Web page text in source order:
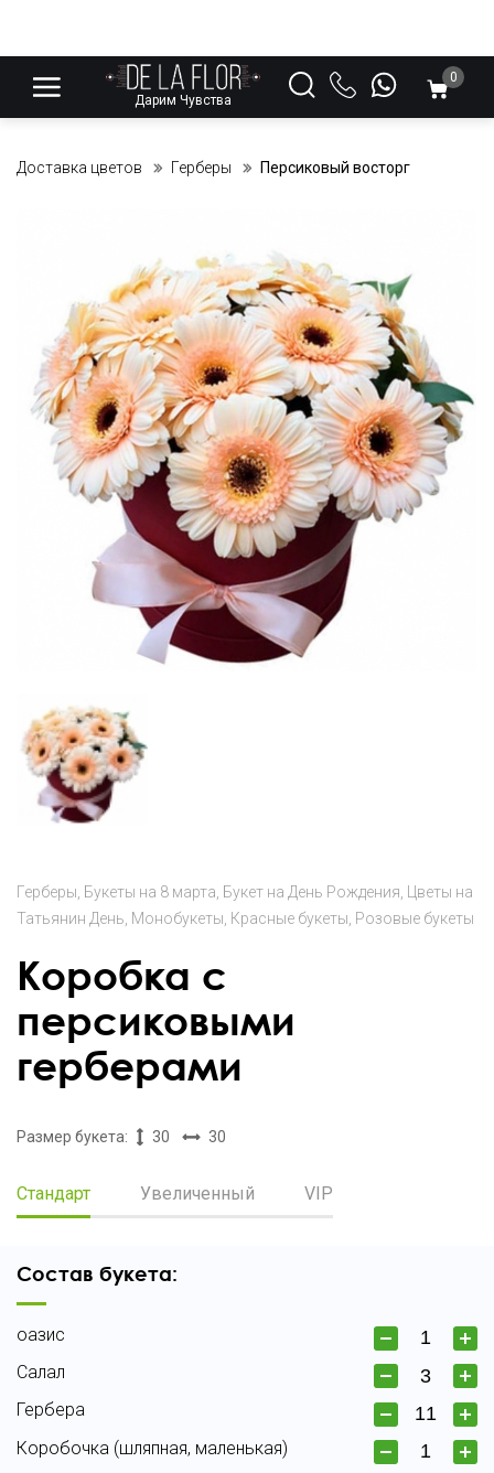
Дарим Чувства
0
Доставка цветов Герберы Персиковый восторг
Герберы Букеты на 8 марта Букет на День Рождения Цветы на
Татьянин День Монобукеты Красные букеты Розовые букеты
Коробка с
персиковыми
герберами
Размер букета: 30 30
Стандарт Увеличенный VIP
Состав букета:
оазис
Салал
Гербера
Коробочка (шляпная, маленькая)